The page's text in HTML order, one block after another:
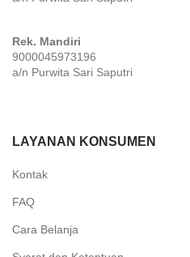
Rek. Mandiri
9000045973196
a/n Purwita Sari Saputri
LAYANAN KONSUMEN
Kontak
FAQ
Cara Belanja